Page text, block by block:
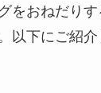
をおねだり
以下にご紹介